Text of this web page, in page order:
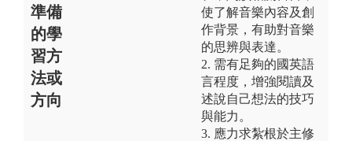
準備
的學
習方
法或
方向
使了解音樂內容及創
作背景，有助對音樂
的思辨與表達。
2. 需有足夠的國英語
言程度，增強閱讀及
述說自己想法的技巧
與能力。
3. 應力求紮根於主修